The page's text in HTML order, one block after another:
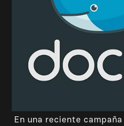
En una reciente